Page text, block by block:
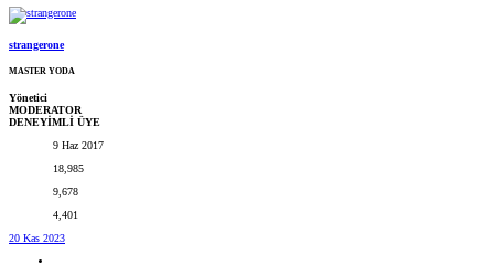
strangerone
MASTER YODA
Yönetici
MODERATOR
DENEYİMLİ ÜYE
9 Haz 2017
18,985
9,678
4,401
20 Kas 2023